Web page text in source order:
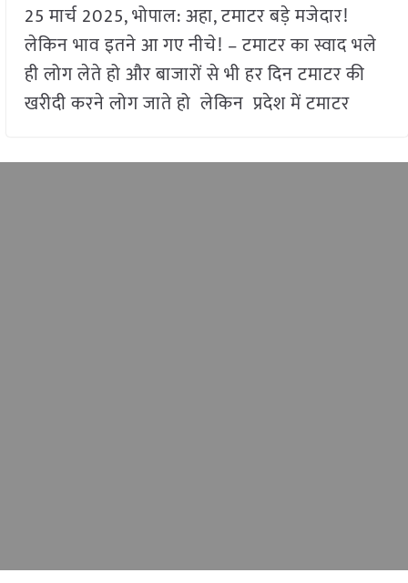
25 मार्च 2025, भोपाल: अहा, टमाटर बड़े मजेदार!
लेकिन भाव इतने आ गए नीचे! – टमाटर का स्वाद भले
ही लोग लेते हो और बाजारों से भी हर दिन टमाटर की
खरीदी करने लोग जाते हो लेकिन प्रदेश में टमाटर